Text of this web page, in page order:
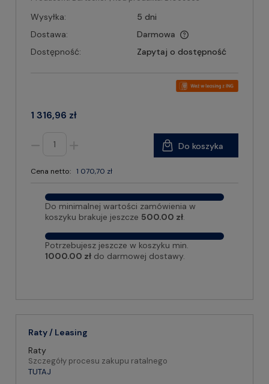
Wysyłka:
5 dni
Dostawa:
Darmowa
Dostępność:
Zapytaj o dostępność
1 316,96 zł
Cena netto: 1 070,70 zł
Do koszyka
Do minimalnej wartości zamówienia w
koszyku brakuje jeszcze 500.00 zł.
Potrzebujesz jeszcze w koszyku min.
1000.00 zł do darmowej dostawy.
Raty / Leasing
Raty
Szczegóły procesu zakupu ratalnego
TUTAJ